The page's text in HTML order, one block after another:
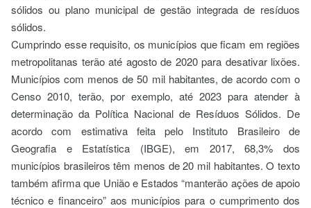
sólidos ou plano municipal de gestão integrada de resíduos
sólidos.
Cumprindo esse requisito, os municípios que ficam em regiões
metropolitanas terão até agosto de 2020 para desativar lixões.
Municípios com menos de 50 mil habitantes, de acordo com o
Censo 2010, terão, por exemplo, até 2023 para atender à
determinação da Política Nacional de Resíduos Sólidos. De
acordo com estimativa feita pelo Instituto Brasileiro de
Geografia e Estatística (IBGE), em 2017, 68,3% dos
municípios brasileiros têm menos de 20 mil habitantes. O texto
também afirma que União e Estados “manterão ações de apoio
técnico e financeiro” aos municípios para o cumprimento dos